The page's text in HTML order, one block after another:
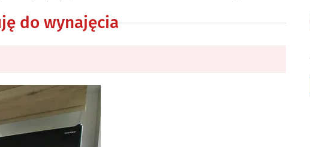
do wynajęcia